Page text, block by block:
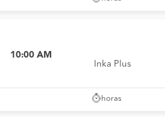
10:00 AM
Inka Plus
horas